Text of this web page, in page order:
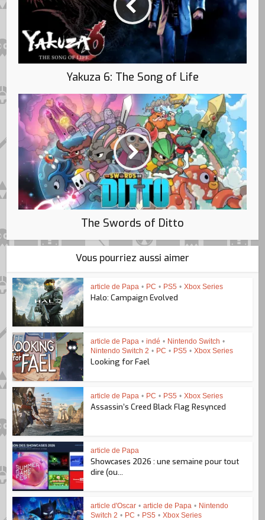
Yakuza 6: The Song of Life
The Swords of Ditto
Vous pourriez aussi aimer
article de Papa • PC • PS5 • Xbox Series
Halo: Campaign Evolved
article de Papa • indé • Nintendo Switch •
Nintendo Switch 2 • PC • PS5 • Xbox Series
Looking for Fael
article de Papa • PC • PS5 • Xbox Series
Assassin’s Creed Black Flag Resynced
article de Papa
Showcases 2026 : une semaine pour tout
dire (ou...
article d'Oscar • article de Papa • Nintendo
Switch 2 • PC • PS5 • Xbox Series